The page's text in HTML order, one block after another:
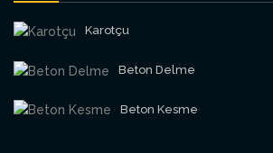
Karotçu
Beton Delme
Beton Kesme